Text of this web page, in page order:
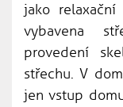
jako
vybavena
provedení
střechu. V
jen vstup